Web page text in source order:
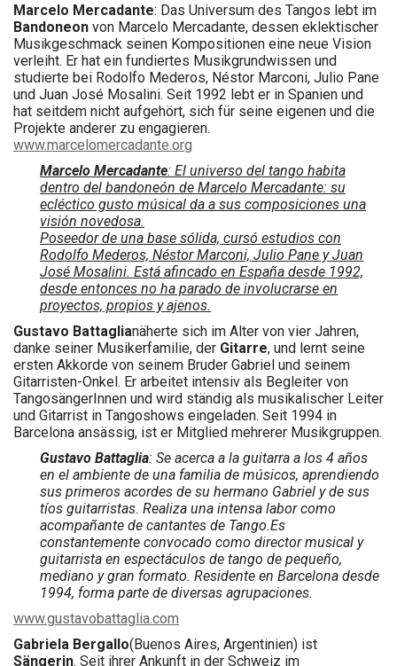
Marcelo Mercadante: Das Universum des Tangos lebt im
Bandoneon von Marcelo Mercadante, dessen eklektischer
Musikgeschmack seinen Kompositionen eine neue Vision
verleiht. Er hat ein fundiertes Musikgrundwissen und
studierte bei Rodolfo Mederos, Néstor Marconi, Julio Pane
und Juan José Mosalini. Seit 1992 lebt er in Spanien und
hat seitdem nicht aufgehört, sich für seine eigenen und die
Projekte anderer zu engagieren.
www.marcelomercadante.org
Marcelo Mercadante: El universo del tango habita
dentro del bandoneón de Marcelo Mercadante: su
ecléctico gusto músical da a sus composiciones una
visión novedosa.
Poseedor de una base sólida, cursó estudios con
Rodolfo Mederos, Néstor Marconi, Julio Pane y Juan
José Mosalini. Está afincado en España desde 1992,
desde entonces no ha parado de involucrarse en
proyectos, propios y ajenos.
Gustavo Battaglianäherte sich im Alter von vier Jahren,
danke seiner Musikerfamilie, der Gitarre, und lernt seine
ersten Akkorde von seinem Bruder Gabriel und seinem
Gitarristen-Onkel. Er arbeitet intensiv als Begleiter von
TangosängerInnen und wird ständig als musikalischer Leiter
und Gitarrist in Tangoshows eingeladen. Seit 1994 in
Barcelona ansässig, ist er Mitglied mehrerer Musikgruppen.
Gustavo Battaglia: Se acerca a la guitarra a los 4 años
en el ambiente de una familia de músicos, aprendiendo
sus primeros acordes de su hermano Gabriel y de sus
tíos guitarristas. Realiza una intensa labor como
acompañante de cantantes de Tango.Es
constantemente convocado como director musical y
guitarrista en espectáculos de tango de pequeño,
mediano y gran formato. Residente en Barcelona desde
1994, forma parte de diversas agrupaciones.
www.gustavobattaglia.com
Gabriela Bergallo(Buenos Aires, Argentinien) ist
Sängerin. Seit ihrer Ankunft in der Schweiz im